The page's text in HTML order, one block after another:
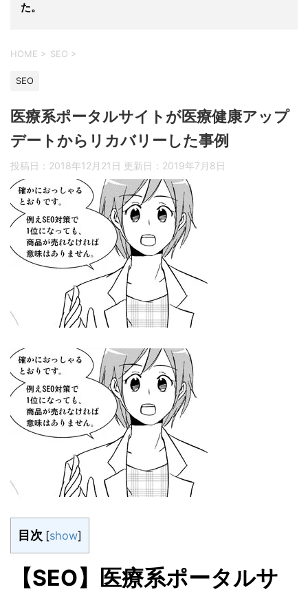
た。
HOME > SEO >
SEO
医療系ポータルサイトが医療健康アップ
デートからリカバリーした事例
投稿日：2018年12月21日 更新日： 2019年7月8日
目次 [show]
【SEO】医療系ポータルサ